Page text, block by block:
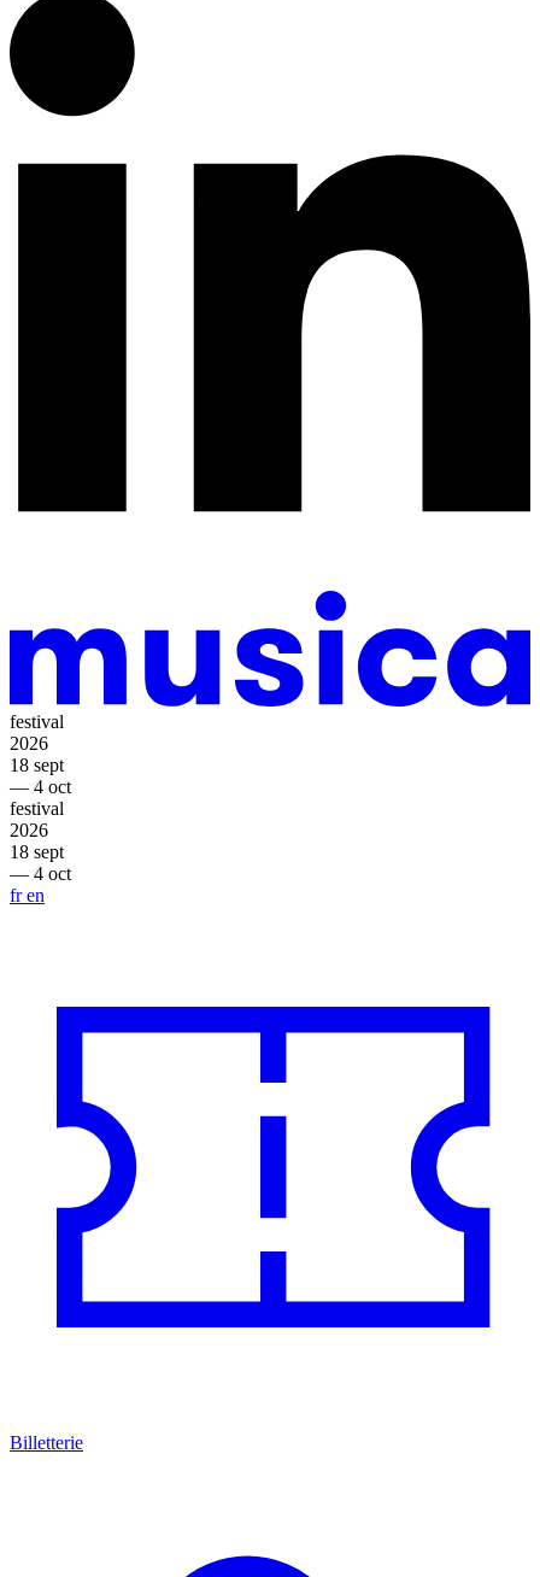
festival
2026
18 sept
— 4 oct
festival
2026
18 sept
— 4 oct
fren
Billetterie